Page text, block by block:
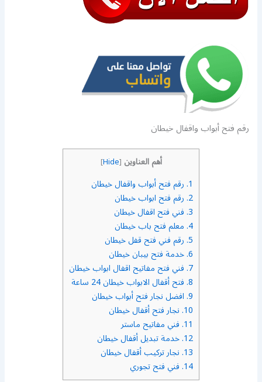
رقم فتح أبواب واقفال خيطان
أهم العناوين [
Hide
]
1. رقم فتح أبواب واقفال خيطان
2. رقم فتح ابواب خيطان
3. فني فتح اقفال خيطان
4. معلم فتح باب خيطان
5. رقم فني فتح قفل خيطان
6. خدمة فتح بيبان خيطان
7. فني فتح مفاتيح اقفال ابواب خيطان
8. فتح أقفال الابواب خيطان 24 ساعة
9. افضل نجار فتح أبواب خيطان
10. نجار فتح أقفال خيطان
11. فني مفاتيح ماستر
12. خدمة تبديل أقفال خيطان
13. نجار تركيب أقفال خيطان
14. فني فتح تجوري